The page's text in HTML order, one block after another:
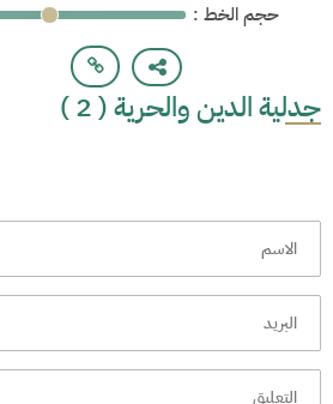
: حجم الخط
جدلية الدين والحرية ( 2 )